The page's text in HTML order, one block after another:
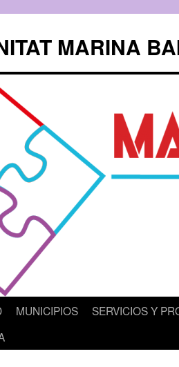
MARINA
MUNICIPIOS
SERVICIOS Y